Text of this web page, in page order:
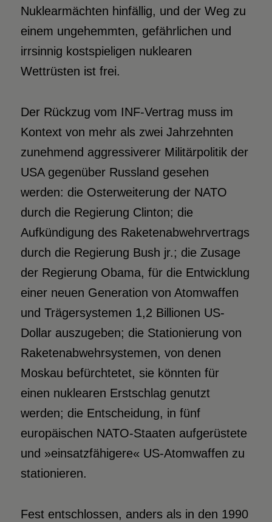
Nuklearmächten hinfällig, und der Weg zu
einem ungehemmten, gefährlichen und
irrsinnig kostspieligen nuklearen
Wettrüsten ist frei.
Der Rückzug vom INF-Vertrag muss im
Kontext von mehr als zwei Jahrzehnten
zunehmend aggressiverer Militärpolitik der
USA gegenüber Russland gesehen
werden: die Osterweiterung der NATO
durch die Regierung Clinton; die
Aufkündigung des Raketenabwehrvertrags
durch die Regierung Bush jr.; die Zusage
der Regierung Obama, für die Entwicklung
einer neuen Generation von Atomwaffen
und Trägersystemen 1,2 Billionen US-
Dollar auszugeben; die Stationierung von
Raketenabwehrsystemen, von denen
Moskau befürchtetet, sie könnten für
einen nuklearen Erstschlag genutzt
werden; die Entscheidung, in fünf
europäischen NATO-Staaten aufgerüstete
und »einsatzfähigere« US-Atomwaffen zu
stationieren.
Fest entschlossen, anders als in den 1990